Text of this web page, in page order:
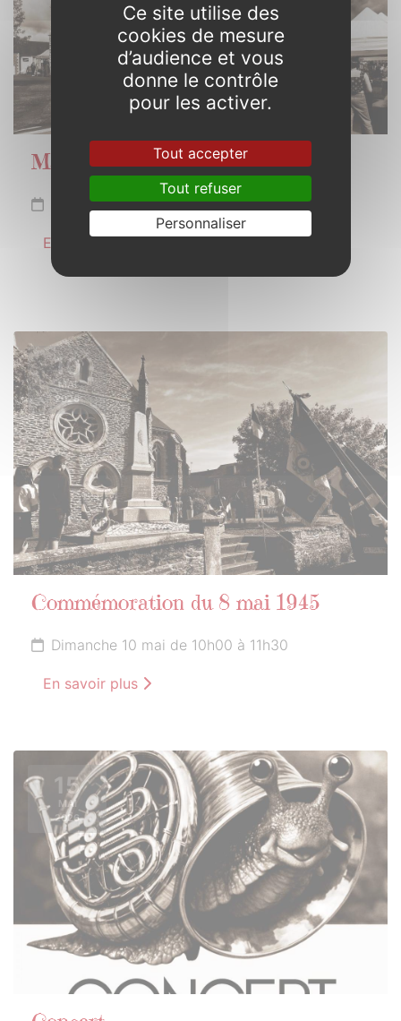
Marché du 1er mai
Vendredi 1er mai
En savoir plus
10
MAI
2026
Commémoration du 8 mai 1945
Dimanche 10 mai de 10h00 à 11h30
En savoir plus
15
MAI
2026
Ce site utilise des
cookies de mesure
d’audience et vous
donne le contrôle
pour les activer.
Tout accepter
Tout refuser
Personnaliser